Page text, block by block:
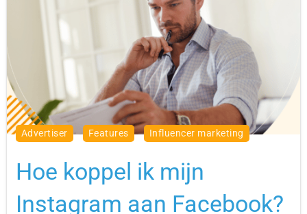
advertiser features influencer marketing
Hoe koppel ik mijn
Instagram aan Facebook?